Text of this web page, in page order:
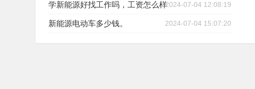
学新能源好找工作吗，工资怎么样2024-07-04 12:08:19
新能源电动车多少钱。 2024-07-04 15:07:20